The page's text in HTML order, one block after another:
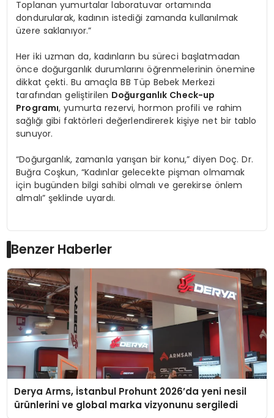
Toplanan yumurtalar laboratuvar ortamında
dondurularak, kadının istediği zamanda kullanılmak
üzere saklanıyor.”
Her iki uzman da, kadınların bu süreci başlatmadan
önce doğurganlık durumlarını öğrenmelerinin önemine
dikkat çekti. Bu amaçla BB Tüp Bebek Merkezi
tarafından geliştirilen Doğurganlık Check-up
Programı, yumurta rezervi, hormon profili ve rahim
sağlığı gibi faktörleri değerlendirerek kişiye net bir tablo
sunuyor.
“Doğurganlık, zamanla yarışan bir konu,” diyen Doç. Dr.
Buğra Coşkun, “Kadınlar gelecekte pişman olmamak
için bugünden bilgi sahibi olmalı ve gerekirse önlem
almalı” şeklinde uyardı.
Benzer Haberler
Derya Arms, İstanbul Prohunt 2026’da yeni nesil
ürünlerini ve global marka vizyonunu sergiledi